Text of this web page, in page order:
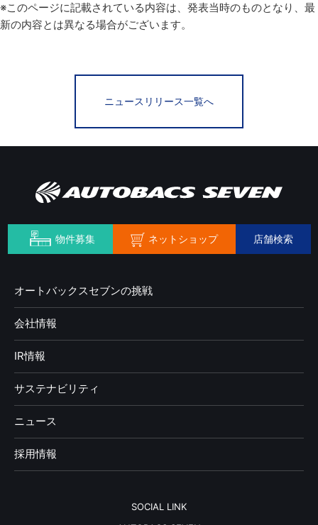
※このページに記載されている内容は、発表当時のものとなり、最
新の内容とは異なる場合がございます。
ニュースリリース一覧へ
物件募集 ネットショップ 店舗検索
オートバックスセブンの挑戦
会社情報
IR情報
サステナビリティ
ニュース
採用情報
SOCIAL LINK